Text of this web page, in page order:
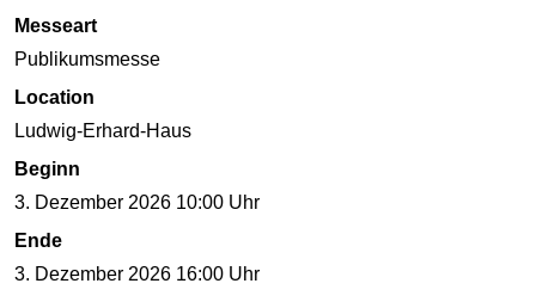
Messeart
Publikumsmesse
Location
Ludwig-Erhard-Haus
Beginn
3. Dezember 2026 10:00 Uhr
Ende
3. Dezember 2026 16:00 Uhr